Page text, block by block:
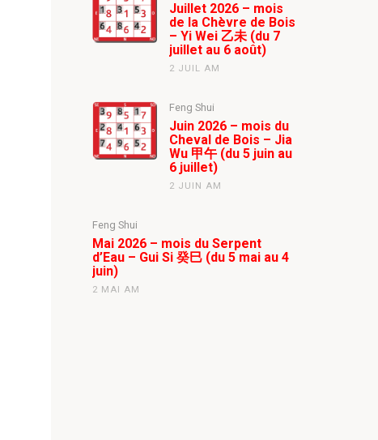
Juillet 2026 – mois
de la Chèvre de Bois
– Yi Wei 乙未 (du 7
juillet au 6 août)
2 JUIL AM
Feng Shui
Juin 2026 – mois du
Cheval de Bois – Jia
Wu 甲午 (du 5 juin au
6 juillet)
2 JUIN AM
Feng Shui
Mai 2026 – mois du Serpent
d’Eau – Gui Si 癸巳 (du 5 mai au 4
juin)
2 MAI AM